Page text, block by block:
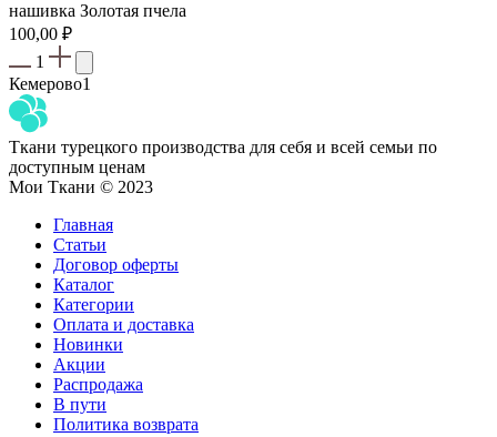
нашивка Золотая пчела
100,00 ₽
1
Кемерово1
Ткани турецкого производства для себя и всей семьи по
доступным ценам
Мои Ткани © 2023
Главная
Статьи
Договор оферты
Каталог
Категории
Оплата и доставка
Новинки
Акции
Распродажа
В пути
Политика возврата